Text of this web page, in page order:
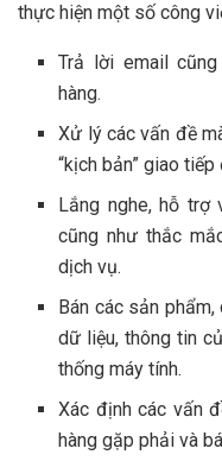
thực hiện một số công
Trả lời email
hàng.
Xử lý các vấn đề
“kịch bản” giao
Lắng nghe, hỗ
cũng như thắc
dịch vụ.
Bán các sản
dữ liệu, thông tin
thống máy tính.
Xác định các vấn
hàng gặp phải và